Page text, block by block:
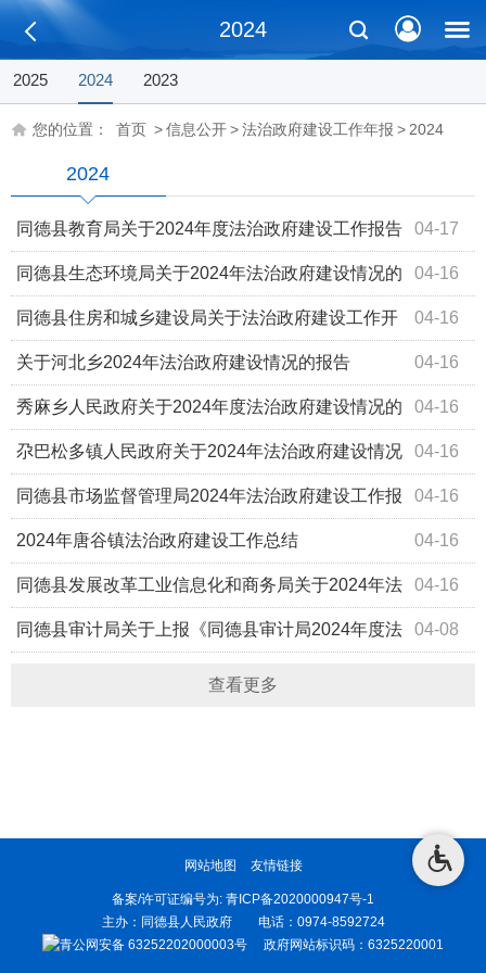
2024
2025 2024 2023
您的位置： 首页 >信息公开>法治政府建设工作年报 > 2024
2024
04-17
同德县教育局关于2024年度法治政府建设工作报告
04-16
同德县生态环境局关于2024年法治政府建设情况的
报告 04-16
同德县住房和城乡建设局关于法治政府建设工作开
展情况报告 04-16
关于河北乡2024年法治政府建设情况的报告
04-16
秀麻乡人民政府关于2024年度法治政府建设情况的
报告 04-16
尕巴松多镇人民政府关于2024年法治政府建设情况
的报告 04-16
同德县市场监督管理局2024年法治政府建设工作报
告 04-16
2024年唐谷镇法治政府建设工作总结
04-16
同德县发展改革工业信息化和商务局关于2024年法
治政府建设情况的报告 04-08
同德县审计局关于上报《同德县审计局2024年度法
治政府建设工作总结》的报告
查看更多
网站地图 友情链接
备案/许可证编号为: 青ICP备2020000947号-1
主办：同德县人民政府 电话：0974-8592724
青公网安备 63252202000003号 政府网站标识码：6325220001